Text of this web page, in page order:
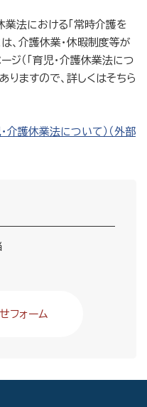
業法における「常時介護を
、介護休業・休暇制度等が
ジ（「育児・介護休業法につ
りますので、詳しくはそちら
介護休業法について）（外部
フォーム